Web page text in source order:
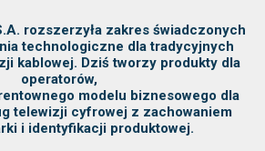
rozszerzyła zakres świadczonych
technologiczne dla tradycyjnych
kablowej. Dziś tworzy produkty dla
operatorów,
modelu biznesowego dla
telewizji cyfrowej z zachowaniem
i identyfikacji produktowej.